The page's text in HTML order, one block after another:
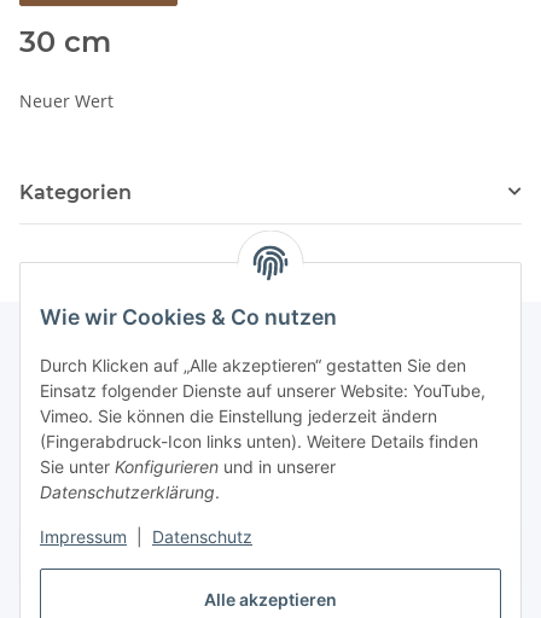
Alle akzeptieren
Wie wir Cookies & Co nutzen
Durch Klicken auf „Alle akzeptieren“ gestatten Sie den
Einsatz folgender Dienste auf unserer Website: YouTube,
Vimeo. Sie können die Einstellung jederzeit ändern
(Fingerabdruck-Icon links unten). Weitere Details finden
Sie unter Konfigurieren und in unserer
Datenschutzerklärung.
Impressum Datenschutz
30 cm
Neuer Wert
Kategorien
Informationen
Gesetzliche Informationen